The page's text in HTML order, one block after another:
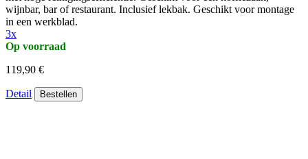
wijnbar, bar of restaurant. Inclusief lekbak. Geschikt voor montage
in een werkblad.
3x
Op voorraad
119,90 €
Detail Bestellen